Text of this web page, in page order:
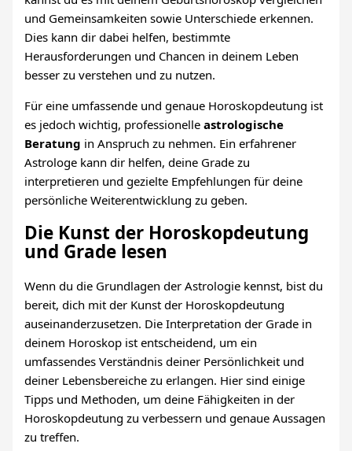
und Gemeinsamkeiten sowie Unterschiede erkennen.
Dies kann dir dabei helfen, bestimmte
Herausforderungen und Chancen in deinem Leben
besser zu verstehen und zu nutzen.
Für eine umfassende und genaue Horoskopdeutung ist
es jedoch wichtig, professionelleastrologische
Beratung in Anspruch zu nehmen. Ein erfahrener
Astrologe kann dir helfen, deine Grade zu
interpretieren und gezielte Empfehlungen für deine
persönliche Weiterentwicklung zu geben.
Die Kunst der Horoskopdeutung
und Grade lesen
Wenn du die Grundlagen der Astrologie kennst, bist du
bereit, dich mit der Kunst der Horoskopdeutung
auseinanderzusetzen. Die Interpretation der Grade in
deinem Horoskop ist entscheidend, um ein
umfassendes Verständnis deiner Persönlichkeit und
deiner Lebensbereiche zu erlangen. Hier sind einige
Tipps und Methoden, um deine Fähigkeiten in der
Horoskopdeutung zu verbessern und genaue Aussagen
zu treffen.